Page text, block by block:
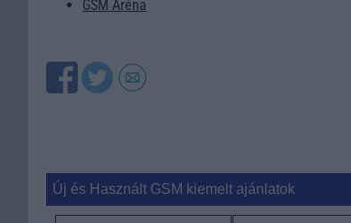
GSM Aréna
Új és Használt GSM kiemelt ajánlatok